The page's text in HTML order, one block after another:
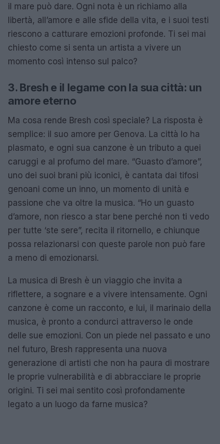
il mare può dare. Ogni nota è un richiamo alla
libertà, all’amore e alle sfide della vita, e i suoi testi
riescono a catturare emozioni profonde. Ti sei mai
chiesto come si senta un artista a vivere un
momento così intenso sul palco?
3. Bresh e il legame con la sua città: un
amore eterno
Ma cosa rende Bresh così speciale? La risposta è
semplice: il suo amore per Genova. La città lo ha
plasmato, e ogni sua canzone è un tributo a quei
caruggi e al profumo del mare. “Guasto d’amore”,
uno dei suoi brani più iconici, è cantata dai tifosi
genoani come un inno, un momento di unità e
passione che va oltre la musica. “Ho un guasto
d’amore, non riesco a star bene perché non ti vedo
per tutte ‘ste sere”, recita il ritornello, e chiunque
possa relazionarsi con queste parole non può fare
a meno di emozionarsi.
La musica di Bresh è un viaggio che invita a
riflettere, a sognare e a vivere intensamente. Ogni
canzone è come un racconto, e lui, il marinaio della
musica, è pronto a condurci attraverso le onde
delle sue emozioni. Con un piede nel passato e uno
nel futuro, Bresh rappresenta una nuova
generazione di artisti che non ha paura di mostrare
le proprie vulnerabilità e di abbracciare le proprie
origini. Ti sei mai sentito così profondamente
legato a un luogo da farne musica?